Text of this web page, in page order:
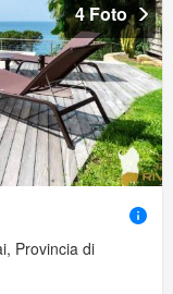
4 Foto
Provincia di